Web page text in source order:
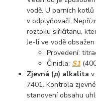
vodě. U parních
v odplyňovači.
roztoku siřičitanu,
Je-li ve vodě
Provedení:
Činidla: S1
Zjevná (p) alkalita
7401. Kontrola
stanovení obsahu